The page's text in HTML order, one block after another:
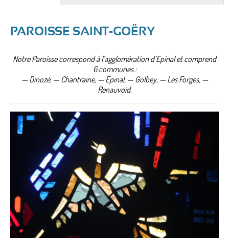
PAROISSE SAINT-GOËRY
Notre Paroisse correspond à l’agglomération d’Epinal et comprend
6 communes :
— Dinozé, — Chantraine, — Épinal, — Golbey, — Les Forges, —
Renauvoid.